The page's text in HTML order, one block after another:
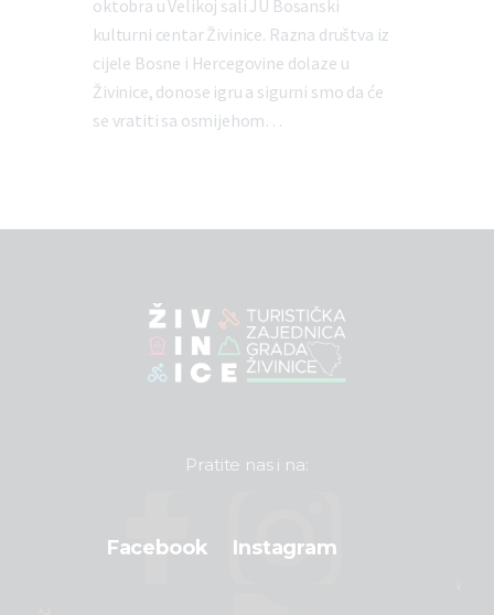
oktobra u Velikoj sali JU Bosanski
kulturni centar Živinice. Razna društva iz
cijele Bosne i Hercegovine dolaze u
Živinice, donose igru a sigurni smo da će
se vratiti sa osmijehom…
Pratite nas i na:
Facebook Instagram